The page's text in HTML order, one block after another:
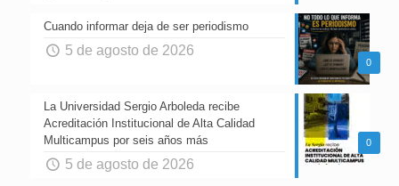
0
Cuando informar deja de ser periodismo
5 de agosto de 2026
0
La Universidad Sergio Arboleda recibe
Acreditación Institucional de Alta Calidad
Multicampus por seis años más
5 de agosto de 2026